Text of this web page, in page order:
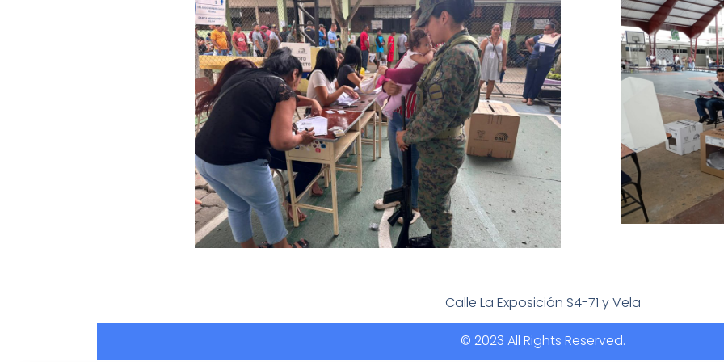
Calle La Exposición S4-71 y Vela
© 2023 All Rights Reserved.